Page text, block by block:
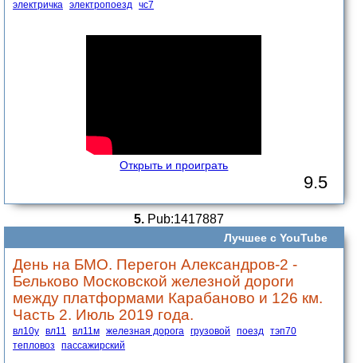
электричка электропоезд чс7
Открыть и проиграть
9.5
5.Pub:1417887
Лучшее с YouTube
День на БМО. Перегон Александров-2 -
Бельково Московской железной дороги
между платформами Карабаново и 126 км.
Часть 2. Июль 2019 года.
вл10у вл11 вл11м железная дорога грузовой поезд тэп70
тепловоз
пассажирский